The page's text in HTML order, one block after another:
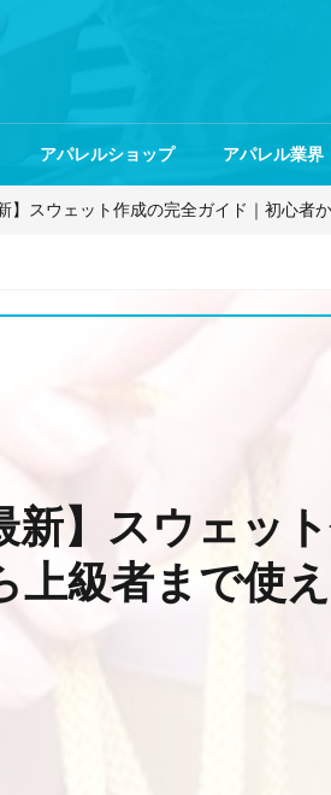
アパレルショップ アパレル業界
新】スウェット作成の完全ガイド｜初心者
新】スウェッ
上級者まで使